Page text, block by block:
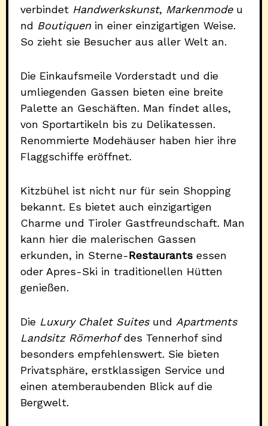
verbindet Handwerkskunst, Markenmodeu
nd Boutiquenin einer einzigartigen Weise.
So zieht sie Besucher aus aller Welt an.
Die Einkaufsmeile Vorderstadt und die
umliegenden Gassen bieten eine breite
Palette an Geschäften. Man findet alles,
von Sportartikeln bis zu Delikatessen.
Renommierte Modehäuser haben hier ihre
Flaggschiffe eröffnet.
Kitzbühel ist nicht nur für sein Shopping
bekannt. Es bietet auch einzigartigen
Charme und Tiroler Gastfreundschaft. Man
kann hier die malerischen Gassen
erkunden, in Sterne-Restaurants essen
oder Apres-Ski in traditionellen Hütten
genießen.
Die Luxury Chalet Suitesund Apartments
Landsitz Römerhofdes Tennerhof sind
besonders empfehlenswert. Sie bieten
Privatsphäre, erstklassigen Service und
einen atemberaubenden Blick auf die
Bergwelt.